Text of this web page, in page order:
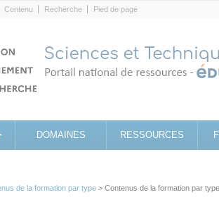
Contenu Recherche Pied de page
DOMAINES RESSOURCES
de la formation par type > Contenus de la formation par type